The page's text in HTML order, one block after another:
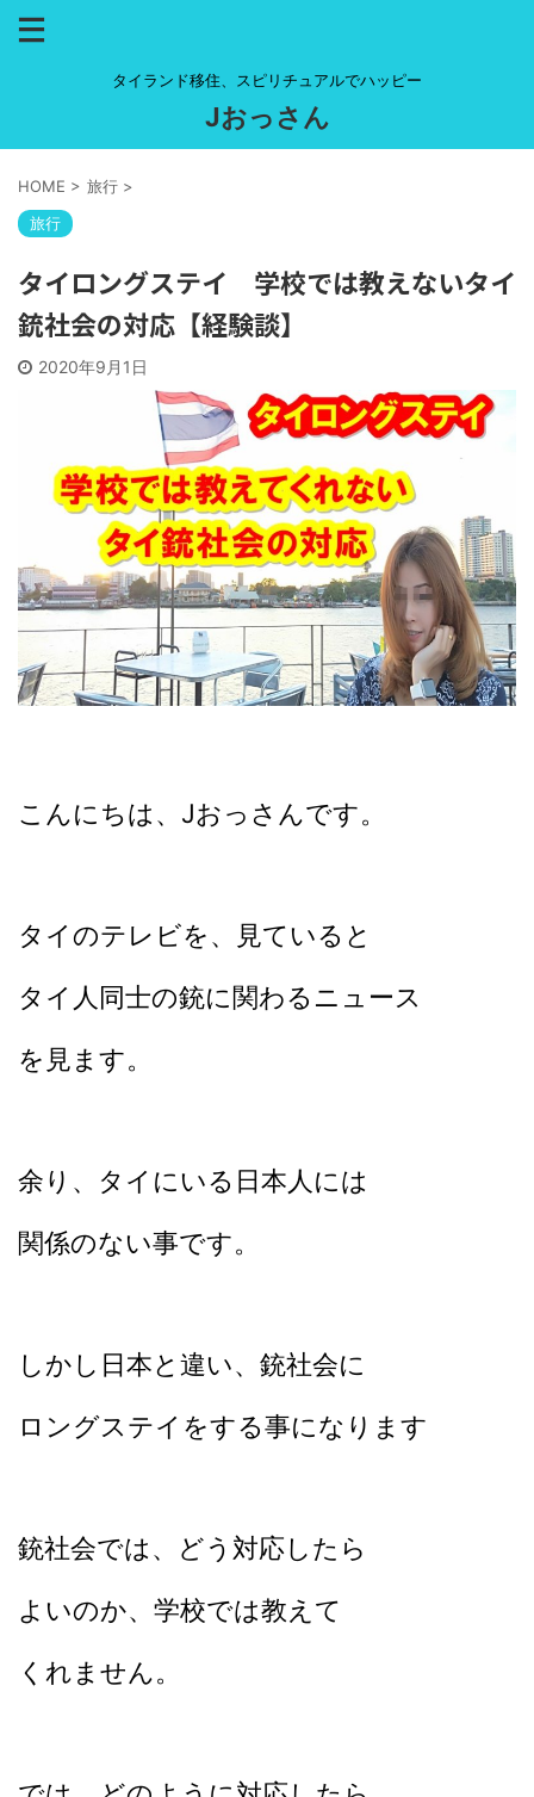
タイランド移住、スピリチュアルでハッピー
Jおっさん
HOME > 旅行 >
旅行
タイロングステイ 学校では教えないタイ
銃社会の対応【経験談】
2020年9月1日
こんにちは、Jおっさんです。
タイのテレビを、
見ていると
タイ人同士の銃に関わるニュース
を見ます。
余り、タイにいる日本人には
関係のない事です。
しかし日本と違い、銃社会に
ロングステイをする事になります
銃社会では、どう対応したら
よいのか、学校では教えて
くれません。